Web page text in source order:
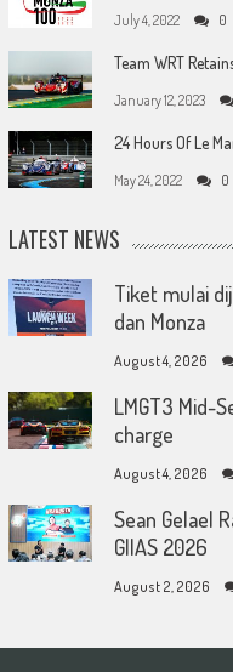
July 4, 2022 0
Team WRT
January 12, 2023
24 Hours Of Le
May 24, 2022 0
LATEST NEWS
Tiket mulai
dan Monza
August 4, 2026
LMGT3 Mid-
charge
August 4, 2026
Sean Gelael
GIIAS 2026
August 2, 2026